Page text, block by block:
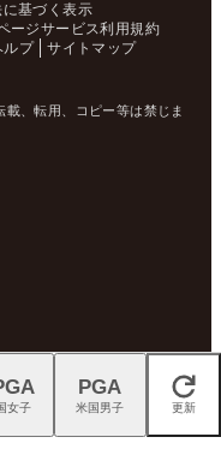
基づく表示
ージサービス利用規約
ルプ サイトマップ
、転用、コピー等は禁じま
閉じる
女子
PGA
米国男子 更新